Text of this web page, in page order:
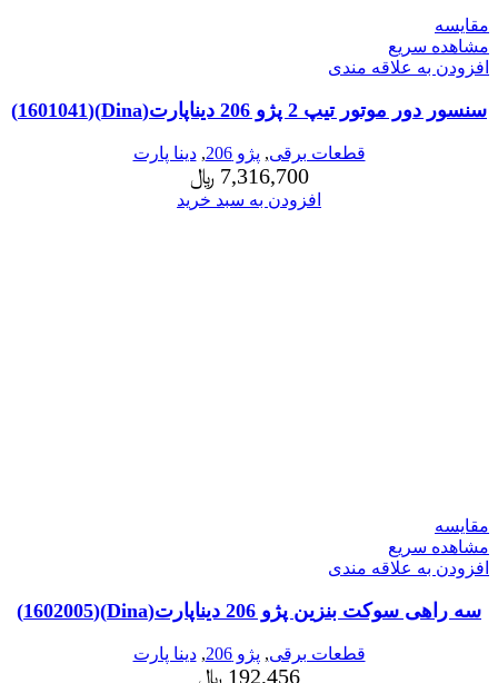
مقایسه
مشاهده سریع
افزودن به علاقه مندی
سنسور دور موتور تیپ 2 پژو 206 دیناپارت(Dina)(1601041)
قطعات برقی, پژو 206 ,دینا پارت
7,316,700 ﷼
افزودن به سبد خرید
مقایسه
مشاهده سریع
افزودن به علاقه مندی
سه راهی سوکت بنزین پژو 206 دیناپارت(Dina)(1602005)
قطعات برقی, پژو 206 ,دینا پارت
192,456 ﷼